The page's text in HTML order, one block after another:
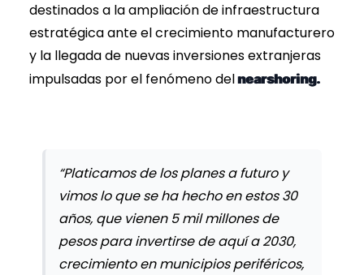
destinados a la ampliación de infraestructura
estratégica ante el crecimiento manufacturero
y la llegada de nuevas inversiones extranjeras
impulsadas por el fenómeno delnearshoring.
“Platicamos de los planes a futuro y
vimos lo que se ha hecho en estos 30
años, que vienen 5 mil millones de
pesos para invertirse de aquí a 2030,
crecimiento en municipios periféricos,